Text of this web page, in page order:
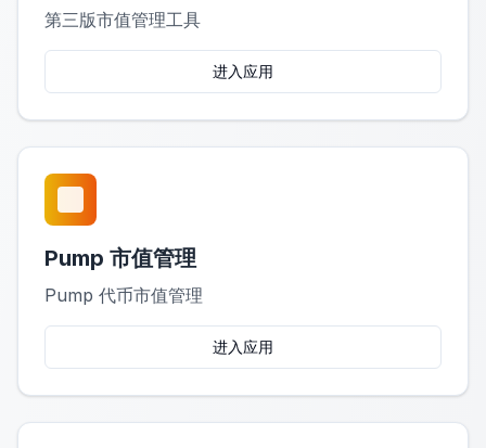
第三版市值管理工具
进入应用
Pump 市值管理
Pump 代币市值管理
进入应用